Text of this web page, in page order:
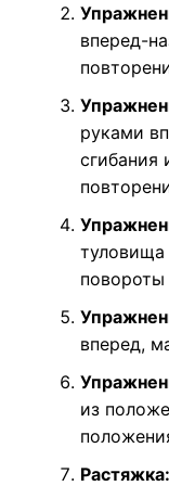
вперед-
руками
сгибания
туловища
повороты
вперед,
из
Растяжка: